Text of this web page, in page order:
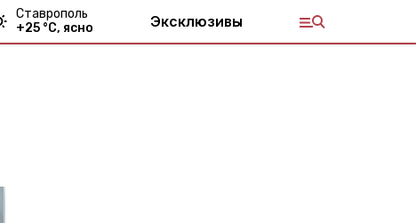
Ставрополь
+25 °С, ясно Эксклюзивы